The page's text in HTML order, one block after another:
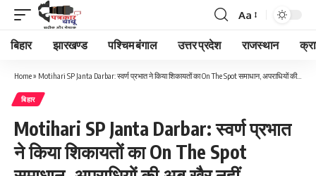
Font
Resizer
Aa
बिहार झारखण्ड पश्चिम बंगाल उत्तर प्रदेश राजस्थान
Home» Motihari SP Janta Darbar: स्वर्ण प्रभात ने किया शिकायतों का On The Spot समाधान, अपराधियों की अब खैर नहीं
बिहार
Motihari SP Janta Darbar: स्वर्ण प्रभात
ने किया शिकायतों का On The Spot